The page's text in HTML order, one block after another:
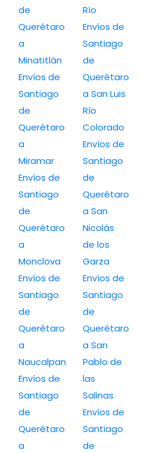
de
Querétaro
a
Minatitlán
Envíos de
Santiago
de
Querétaro
a
Miramar
Envíos de
Santiago
de
Querétaro
a
Monclova
Envíos de
Santiago
de
Querétaro
a
Naucalpan
Envíos de
Santiago
de
Querétaro
a
Río
Envíos de
Santiago
de
Querétaro
a San Luis
Río
Colorado
Envíos de
Santiago
de
Querétaro
a San
Nicolás
de los
Garza
Envíos de
Santiago
de
Querétaro
a San
Pablo de
las
Salinas
Envíos de
Santiago
de